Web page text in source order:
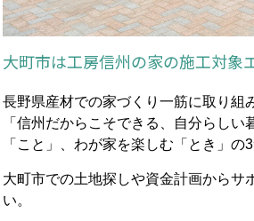
大町市は工房信州の家の施工対象
長野県産材での家づくり一筋に取り組
「信州だからこそできる、自分らし
「こと」、わが家を楽しむ「とき」
大町市での土地探しや資金計画からサ
い。